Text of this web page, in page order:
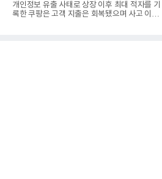
개인정보 유출 사태로 상장 이후 최대 적자를 기
록한 쿠팡은 고객 지출은 회복됐으며 사고 이전